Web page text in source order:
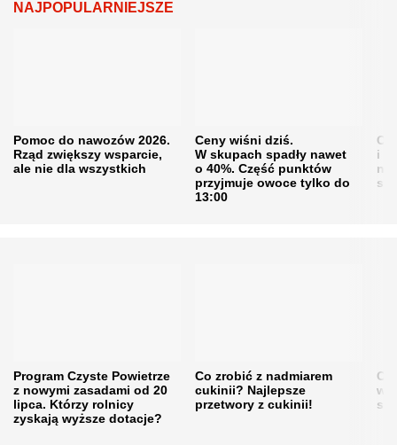
NAJPOPULARNIEJSZE
Pomoc do nawozów 2026.
Rząd zwiększy wsparcie,
ale nie dla wszystkich
Ceny wiśni dziś.
W skupach spadły nawet
o 40%. Część punktów
przyjmuje owoce tylko do
13:00
i
Program Czyste Powietrze
z nowymi zasadami od 20
lipca. Którzy rolnicy
zyskają wyższe dotacje?
Co zrobić z nadmiarem
cukinii? Najlepsze
przetwory z cukinii!
w